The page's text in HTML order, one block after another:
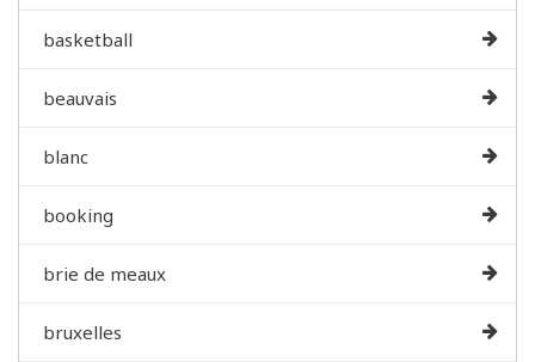
basketball
beauvais
blanc
booking
brie de meaux
bruxelles